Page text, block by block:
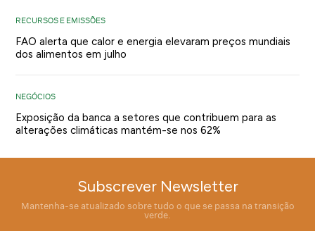
RECURSOS E EMISSÕES
FAO alerta que calor e energia elevaram preços mundiais
dos alimentos em julho
NEGÓCIOS
Exposição da banca a setores que contribuem para as
alterações climáticas mantém-se nos 62%
Subscrever Newsletter
Mantenha-se atualizado sobre tudo o que se passa na transição
verde.